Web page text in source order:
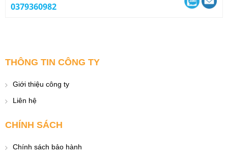
0379360982
THÔNG TIN CÔNG TY
Giới thiệu công ty
Liên hệ
CHÍNH SÁCH
Chính sách bảo hành